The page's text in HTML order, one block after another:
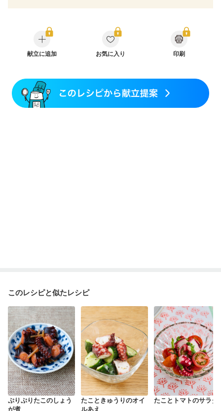
乳がん治療を終えた方・経過観察中の方など
産後（ミルク）
関節リウマチ
フレイル（年齢に合わせた体作り）
献立に追加 お気に入り 印刷
このレシピと似たレシピ
ぷりぷりたこのしょう
が煮
たこときゅうりのオイ
ルあえ
たことトマトのサラダ